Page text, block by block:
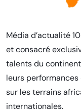
Média d’actualité
et consacré
talents du
leurs performances
sur les terrains
internationales.